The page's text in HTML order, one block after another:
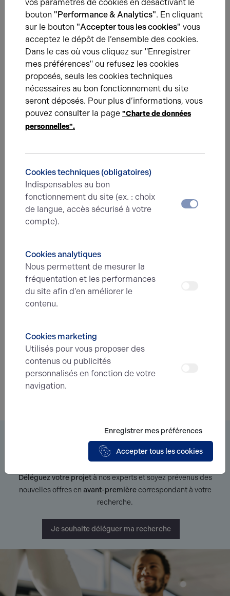
27.05.2026
Burger Factory arrive à Dieppe
Nouvelle transaction sur le secteur de Dieppe
BUREAUX
Quand l’écoute du marché fait toute la différence !
Chez Arthur Loyd Rouen, nous avons récemment réalisé la
vente d’un immeuble tertiaire… pas tout à fait adapté aux
attentes du marché.
Une question ?
Prenez contact avec nos experts pour vous
d’entreprise.
Je prends contact
Vous êtes à la recherche d’un bien
immobilier ?
Déléguez votre projetà nos experts et soyez prévenus des
nouvelles offres en avant-premièrecorrespondant à votre
recherche.
Je souhaite déléguer ma recherche
vos paramètres de cookies en désactivant le
bouton "Performance & Analytics". En cliquant
sur le bouton "Accepter tous les cookies" vous
acceptez le dépôt de l’ensemble des cookies.
Dans le cas où vous cliquez sur "Enregistrer
mes préférences" ou refusez les cookies
proposés, seuls les cookies techniques
nécessaires au bon fonctionnement du site
seront déposés. Pour plus d’informations, vous
pouvez consulter la page "Charte de données
personnelles".
Cookies techniques (obligatoires)
Indispensables au bon
fonctionnement du site (ex. : choix
de langue, accès sécurisé à votre
compte).
Cookies analytiques
Nous permettent de mesurer la
fréquentation et les performances
du site afin d’en améliorer le
contenu.
Cookies marketing
Utilisés pour vous proposer des
contenus ou publicités
personnalisés en fonction de votre
navigation.
Enregistrer mes préférences
Accepter tous les cookies